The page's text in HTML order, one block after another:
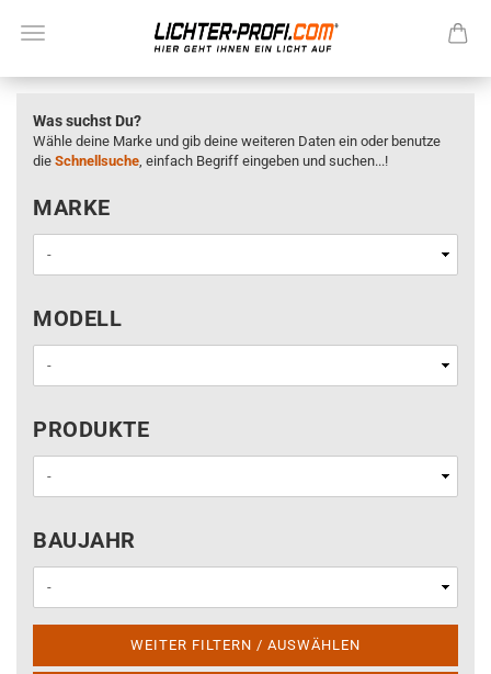
Was suchst Du?
Wähle deine Marke und gib deine weiteren Daten ein oder benutze
die Schnellsuche, einfach Begriff eingeben und suchen...!
MARKE
MARKE
MODELL
MODELL
PRODUKTE
PRODUKTE
BAUJAHR
BAUJAHR
WEITER FILTERN / AUSWÄHLEN